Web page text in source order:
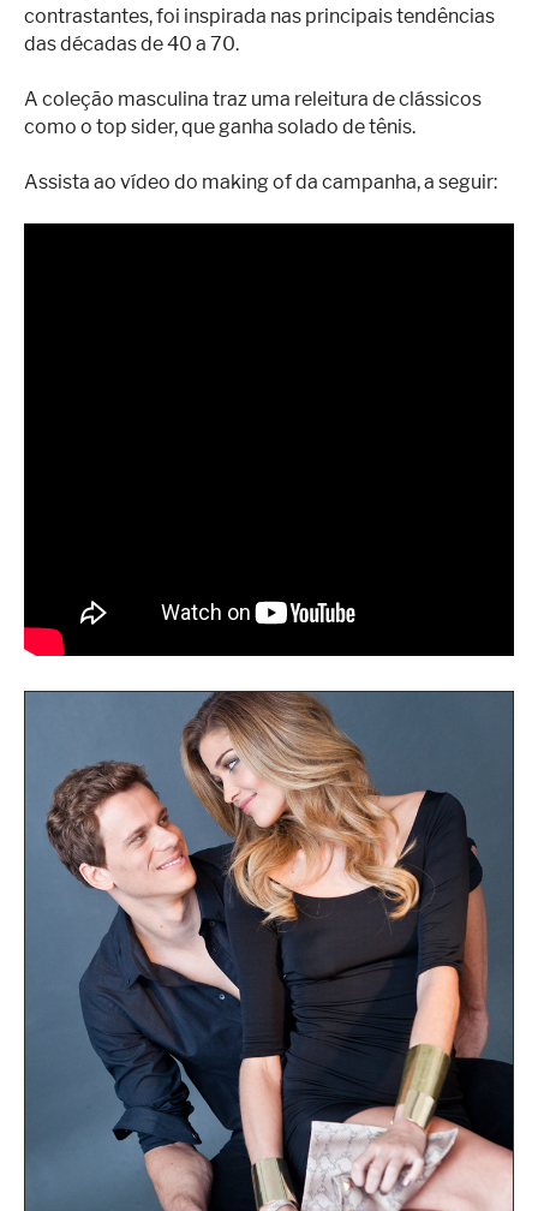
Contato
contrastantes, foi inspirada nas principais tendências
das décadas de 40 a 70.
A coleção masculina traz uma releitura de clássicos
como o top sider, que ganha solado de tênis.
Assista ao vídeo do making of da campanha, a seguir: